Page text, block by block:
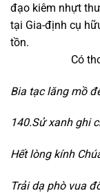
đạo kiêm nhựt
tại Gia-định cụ
tồn.
Có thơ
Bia tạc lăng mồ
140.Sử xanh ghi
Hết lòng kính
Trải dạ phò vua